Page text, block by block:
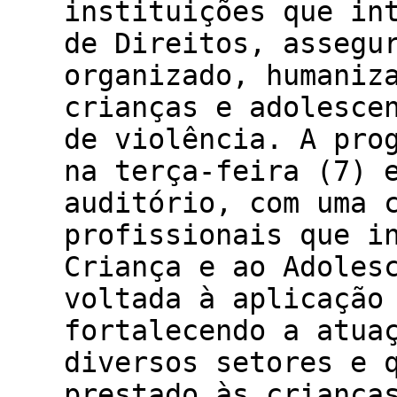
instituições que
de Direitos,
organizado,
crianças e
de violência. A
na terça-feira (7)
auditório, com uma
profissionais que
Criança e ao
voltada à
fortalecendo a
diversos setores e